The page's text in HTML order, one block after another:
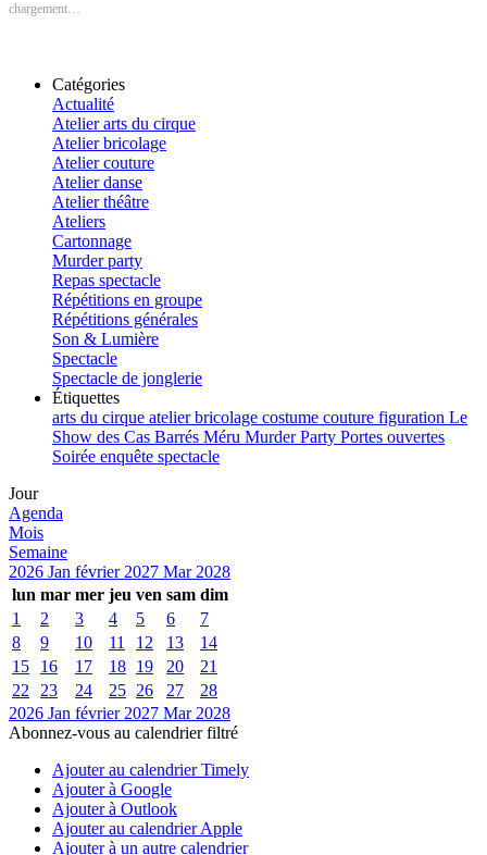
chargement…
Catégories
Actualité
Atelier arts du cirque
Atelier bricolage
Atelier couture
Atelier danse
Atelier théâtre
Ateliers
Cartonnage
Murder party
Repas spectacle
Répétitions en groupe
Répétitions générales
Son & Lumière
Spectacle
Spectacle de jonglerie
Étiquettes
arts du cirque atelierbricolage costume couture figuration Le
Show des Cas Barrés Méru Murder Party Portes ouvertes
Soirée enquête spectacle
Jour
Agenda
Mois
Semaine
2026 Jan février 2027 Mar 2028
lun mar mer jeu ven sam dim
1
2 3 4 5 6
7
8
9 10 11 12 13
14
15
16 17 18 19 20
21
22
23 24 25 26 27
28
2026 Jan février 2027 Mar 2028
Abonnez-vous au calendrier filtré
Ajouter au calendrier Timely
Ajouter à Google
Ajouter à Outlook
Ajouter au calendrier Apple
Ajouter à un autre calendrier